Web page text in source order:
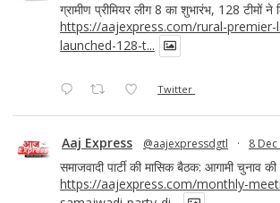
ग्रामीण प्रीमियर लीग 8 का शुभारंभ, 128 टीमों ने
https://aajexpress.com/rural-premier-
launched-128-t...
Twitter
Aaj Express @aajexpressdgtl · 8
समाजवादी पार्टी की मासिक बैठक: आगामी चुनाव की
https://aajexpress.com/monthly-